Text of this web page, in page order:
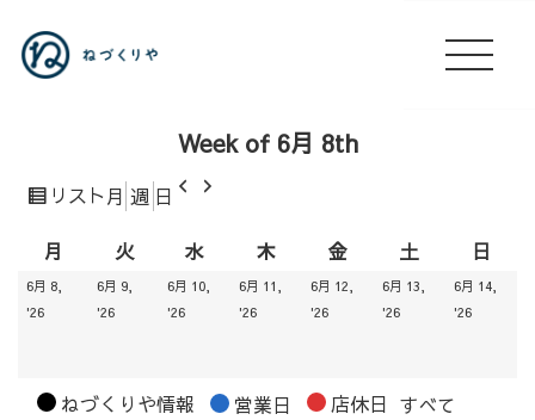
Week of 6月 8th
リスト 表
月 週 日
前
次
月
火火
水水
曜
木木
金金
曜
土
曜
日
曜
6月 8,
'262026.06.08
6月 9,
'262026.06.09
6月 10,
'262026.06.10
6月 11,
'262026.06.11
6月 12,
'262026.06.12
6月 13,
'262026.06.13
6月 14,
'26
カ
ねづくりや情報 営業日 店休日 すべて